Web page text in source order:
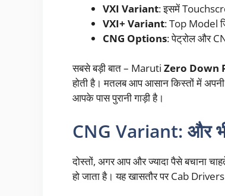
VXI Variant: इसमें
VXI+ Variant: Top Model
CNG Options: पेट्रोल और
सबसे बड़ी बात – Maruti Zero Down
होती है। मतलब आप आसान किस्तों में
आपके पास पुरानी गाड़ी है।
CNG Variant: और
दोस्तों, अगर आप और ज्यादा पैसे बचाना
हो जाता है। यह खासतौर पर Cab